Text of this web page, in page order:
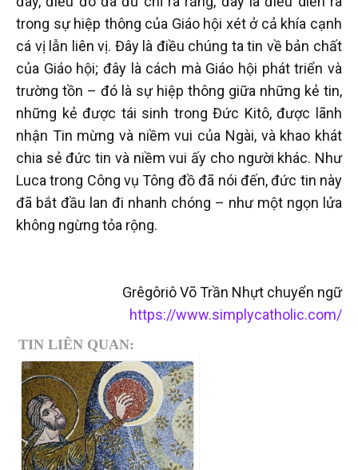
trong sự hiệp thông của Giáo hội xét ở cả khía cạnh
cá vị lẫn liên vị. Đây là điều chúng ta tin về bản chất
của Giáo hội; đây là cách mà Giáo hội phát triển và
trường tồn – đó là sự hiệp thông giữa những kẻ tin,
những kẻ được tái sinh trong Đức Kitô, được lãnh
nhận Tin mừng và niềm vui của Ngài, và khao khát
chia sẻ đức tin và niềm vui ấy cho người khác. Như
Luca trong Công vụ Tông đồ đã nói đến, đức tin này
đã bắt đầu lan đi nhanh chóng – như một ngọn lửa
không ngừng tỏa rộng.
Grêgôriô Võ Trần Nhựt chuyển ngữ
https://www.simplycatholic.com/
TIN LIÊN QUAN: